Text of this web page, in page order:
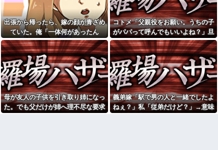
警察「違反ですね」俺「一度
この車から見てくださいよ」→
見通しの悪い交差点で揉めた結
果、まさかの展開に…
ミスドで隣の席の女性二人の
会話が聞こえてきた。その内容
が、旦那と離婚したくてでっち
上げのDV証拠を...
アラフィフ正社員の男性が若
い20代の可愛い女の子以外には
挨拶をしない
私「もう離婚したい」夫「お
前は一生俺のために生きろ」→
話し合いになるはずが恐ろしい
要求を突き付けられて…
娘は幼稚園児で、娘と仲良し
のお友達には知的障害がありま
す そしてこの知的障害のあるお
子さんが、娘を殴るのです 「も
うあの子と遊ぶな」と娘に言っ
てもいいものでしょうか？
彼の母親と初めて食事した時
に彼母が「私ちゃんは結婚した
ら仕事辞める予定なんですって
ね」と言ってきた
【画像】福原遥さん、意外と
あるｗ他
「今思えばなんであんなに夢
中になったんやろ…」と思うコ
ンテンツ
出張から帰ったら、嫁の顔が青ざめ
ていた。俺「一体何があったん
だ？」嫁「…」→子供たちに話を聞
くと…
コトメ「父親役をお願い。うちの子
がパパって呼んでもいいよね？」旦
那「それは無理」→断った途端に大
騒ぎになり…
母が友人の子供を引き取り姉になっ
た。でも父だけが姉へ理不尽な要求
義弟嫁「駅で男の人と一緒でしたよ
ねぇ？」私「従弟だけど？」→意味